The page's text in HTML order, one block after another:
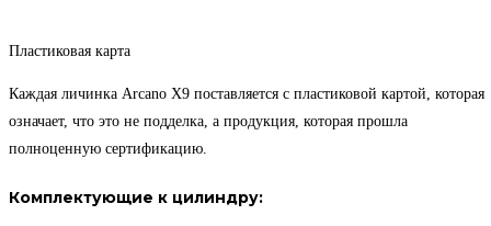
Пластиковая карта
Каждая личинка Arcano Х9 поставляется с пластиковой картой, которая
означает, что это не подделка, а продукция, которая прошла
полноценную сертификацию.
Комплектующие к цилиндру: